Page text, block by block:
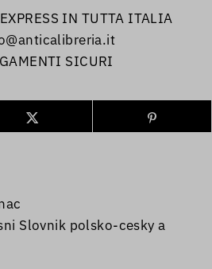
IN TUTTA ITALIA
SICURI
Slovnik polsko-cesky a